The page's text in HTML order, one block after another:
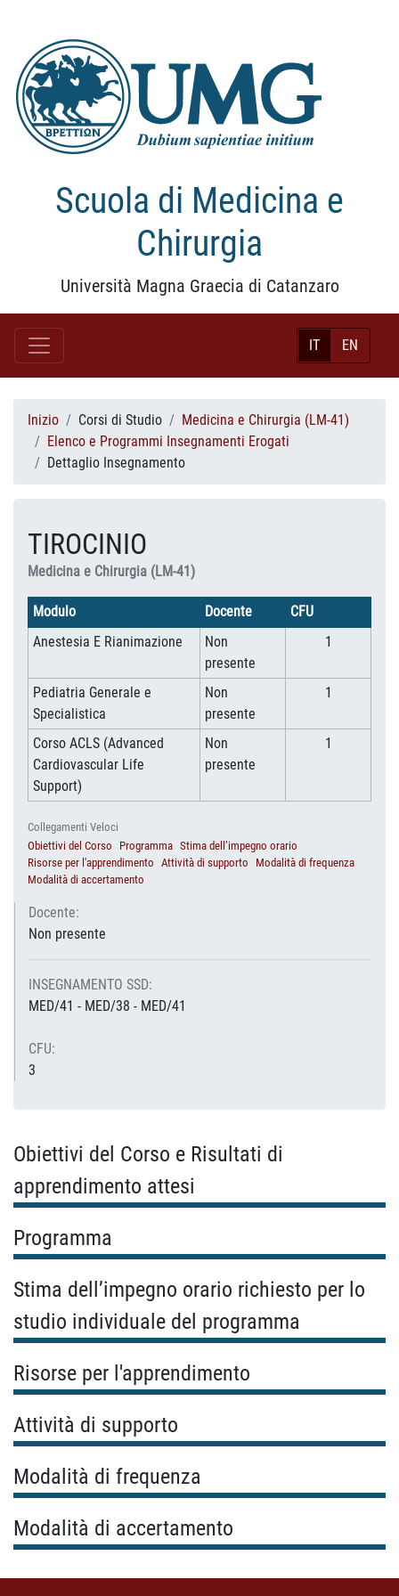
Scuola di Medicina e
Chirurgia
Università Magna Graecia di Catanzaro
IT EN
Inizio Corsi di Studio
Medicina e Chirurgia (LM-41)
Elenco e Programmi Insegnamenti Erogati
Dettaglio Insegnamento
TIROCINIO
Medicina e Chirurgia (LM-41)
Modulo Docente
CFU
Anestesia E Rianimazione
Non
presente
1
Pediatria Generale e
Specialistica
Non
presente
1
Corso ACLS (Advanced
Cardiovascular Life
Support)
Non
presente
1
Collegamenti Veloci
Obiettivi del Corso
Programma Stima dell’impegno orario
Risorse per l'apprendimento Attività di supporto
Modalità di frequenza
Modalità di accertamento
Docente:
Non presente
INSEGNAMENTO SSD:
MED/41 - MED/38 - MED/41
CFU:
3
Obiettivi del Corso e Risultati di
apprendimento attesi
Programma
Stima dell’impegno orario richiesto per lo
studio individuale del programma
Risorse per l'apprendimento
Attività di supporto
Modalità di frequenza
Modalità di accertamento